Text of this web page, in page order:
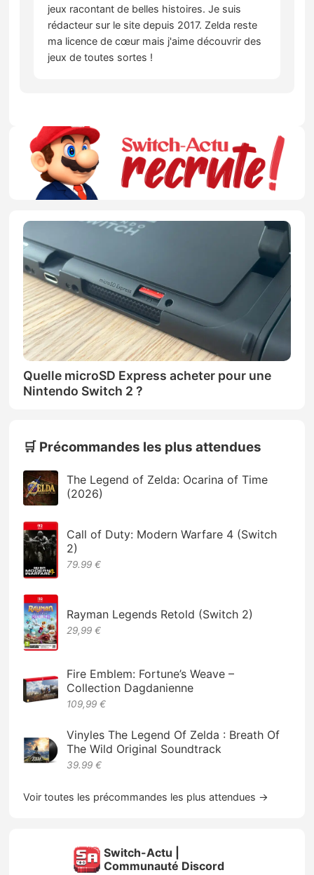
jeux racontant de belles histoires. Je suis
rédacteur sur le site depuis 2017. Zelda reste
ma licence de cœur mais j'aime découvrir des
jeux de toutes sortes !
Quelle microSD Express acheter pour une
Nintendo Switch 2 ?
🛒 Précommandes les plus attendues
The Legend of Zelda: Ocarina of Time
(2026)
Call of Duty: Modern Warfare 4 (Switch
2)
79.99 €
Rayman Legends Retold (Switch 2)
29,99 €
Fire Emblem: Fortune’s Weave –
Collection Dagdanienne
109,99 €
Vinyles The Legend Of Zelda : Breath Of
The Wild Original Soundtrack
39.99 €
Voir toutes les précommandes les plus attendues →
Switch-Actu |
Communauté Discord